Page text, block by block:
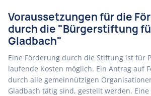
Voraussetzungen für die
durch die "Bürgerstiftung
Gladbach"
Eine Förderung durch die Stiftung ist für
laufende Kosten möglich. Ein Antrag auf
durch alle gemeinnützigen
Gladbach tätig sind, gestellt werden.